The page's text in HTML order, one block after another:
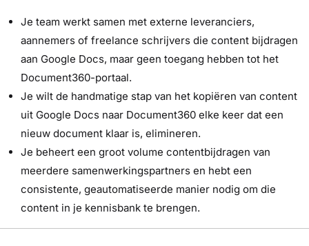
Je team werkt samen met externe leveranciers,
aannemers of freelance schrijvers die content bijdragen
aan Google Docs, maar geen toegang hebben tot het
Document360-portaal.
Je wilt de handmatige stap van het kopiëren van content
uit Google Docs naar Document360 elke keer dat een
nieuw document klaar is, elimineren.
Je beheert een groot volume contentbijdragen van
meerdere samenwerkingspartners en hebt een
consistente, geautomatiseerde manier nodig om die
content in je kennisbank te brengen.